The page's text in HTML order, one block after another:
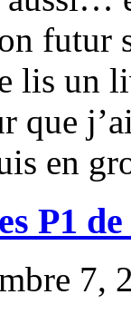
futur
lis un
que
en
P1
7,